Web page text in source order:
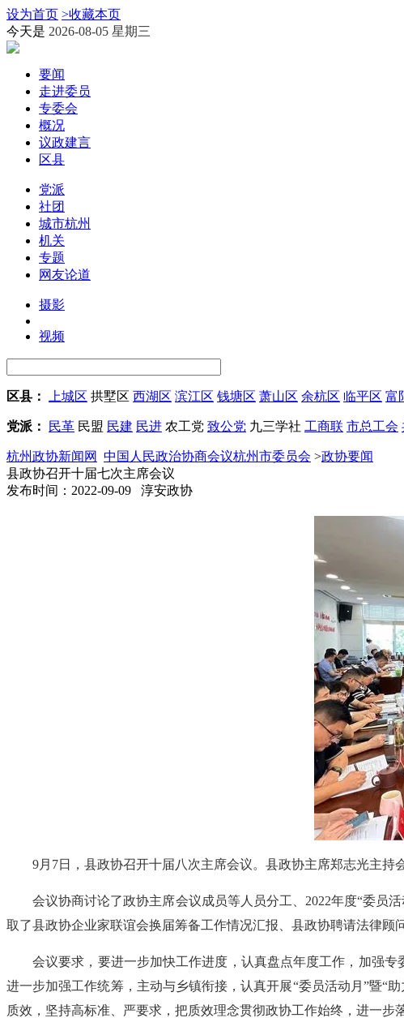
设为首页 >收藏本页
今天是 2026-08-05 星期三
要闻
走进委员
专委会
概况
议政建言
区县
党派
社团
城市杭州
机关
专题
网友论道
摄影
视频
区县： 上城区 拱墅区 西湖区 滨江区 钱塘区 萧山区 余杭区 临平区 富
党派： 民革 民盟 民建 民进 农工党 致公党 九三学社 工商联 市总工会
杭州政协新闻网 中国人民政治协商会议杭州市委员会 >政协要闻
县政协召开十届七次主席会议
发布时间：2022-09-09 淳安政协
9月7日，县政协召开十届八次主席会议。县政协主席郑志光主
会议协商讨论了政协主席会议成员等人员分工、2022年度“委员
取了县政协企业家联谊会换届筹备工作情况汇报、县政协聘请法律顾
会议要求，要进一步加快工作进度，认真盘点年度工作，加强
进一步加强工作统筹，主动与乡镇衔接，认真开展“委员活动月”暨“
质效，坚持高标准、严要求，把质效理念贯彻政协工作始终，进一步